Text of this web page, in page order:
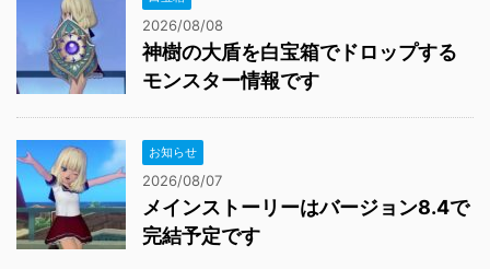
2026/08/08
神樹の大盾を白宝箱でドロップする
モンスター情報です
お知らせ
2026/08/07
メインストーリーはバージョン8.4で
完結予定です